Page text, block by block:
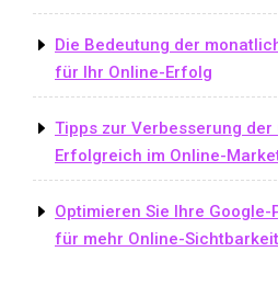
Die Bedeutung der
für Ihr Online-Erfolg
Tipps zur Verbesserung
Erfolgreich im Online-
Optimieren Sie Ihre
für mehr Online-Sichtbarkeit